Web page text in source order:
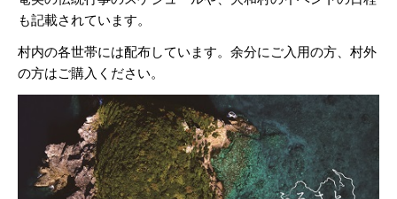
も記載されています。
村内の各世帯には配布しています。余分にご入用の方、村外
の方はご購入ください。